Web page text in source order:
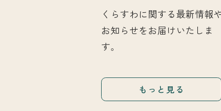
くらすわに関する最新情報
お知らせをお届けいたしま
す。
もっと見る